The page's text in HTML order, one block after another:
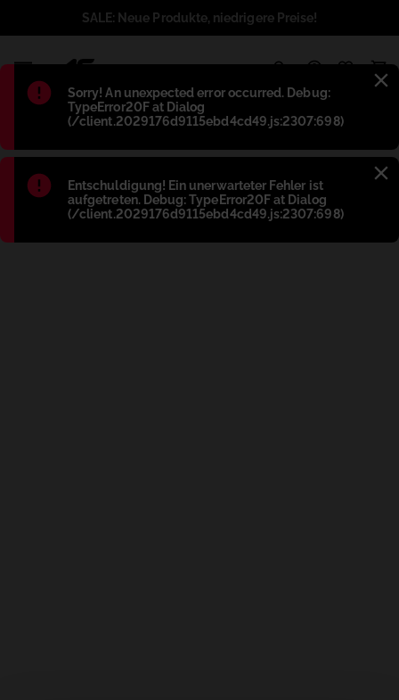
Błąd:
Sorry! An unexpected error occurred. Debug:
TypeError20F at Dialog
(/client.2029176d9115ebd4cd49.js:2307:698)
Błąd:
Entschuldigung! Ein unerwarteter Fehler ist
aufgetreten. Debug: TypeError20F at Dialog
(/client.2029176d9115ebd4cd49.js:2307:698)
SALE: Neue Produkte, niedrigere Preise!